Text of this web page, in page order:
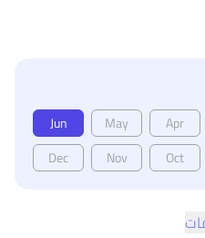
Apr
May
Jun
Oct
Nov
Dec